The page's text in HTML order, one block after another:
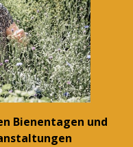
Bienentagen und